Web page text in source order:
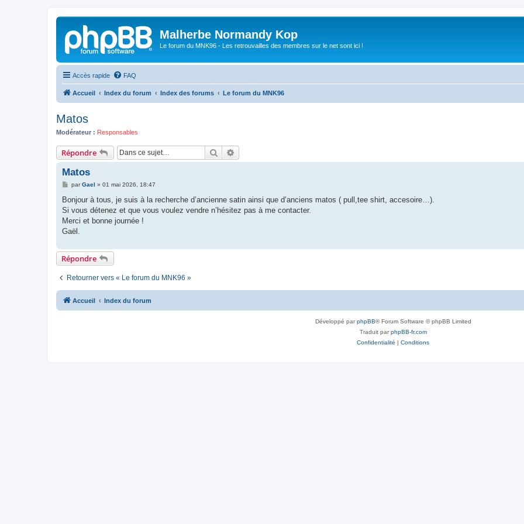
Malherbe Normandy Kop
Le forum du MNK96 - Les retrouvailles des membres sur le net sont ici !
Accès rapide FAQ
Accueil Index du forum Index des forums Le forum du MNK96
Matos
Modérateur : Responsables
Répondre Rechercher
Matos
M
s
a
g
parGael » 01 mai 2026, 18:47
Bonjour à tous, je suis à la recherche d’ancienne satin ainsi que d’anciens matos ( pull,tee shirt, accesoire…).
Si vous détenez et que vous voulez vendre n’hésitez pas à me contacter.
Merci et bonne journée !
Gaël.
Répondre
Retourner vers « Le forum du MNK96 »
Accueil Index du forum
Développé parphpBB® Forum Software © phpBB Limited
Traduit parphpBB-fr.com
Confidentialité | Conditions